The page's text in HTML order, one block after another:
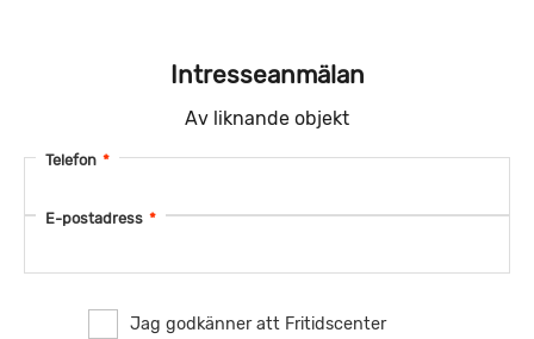
Intresseanmälan
Av liknande objekt
Telefon *
E-postadress *
Jag godkänner att Fritidscenter